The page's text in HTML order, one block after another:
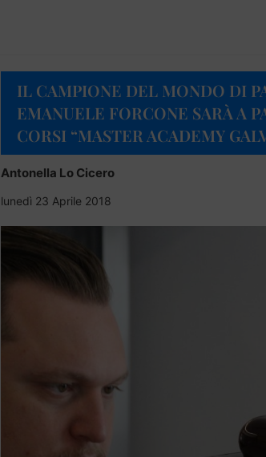
IL CAMPIONE DEL MONDO DI
EMANUELE FORCONE SARÀ A
CORSI “MASTER ACADEMY
Antonella Lo Cicero
lunedì 23 Aprile 2018